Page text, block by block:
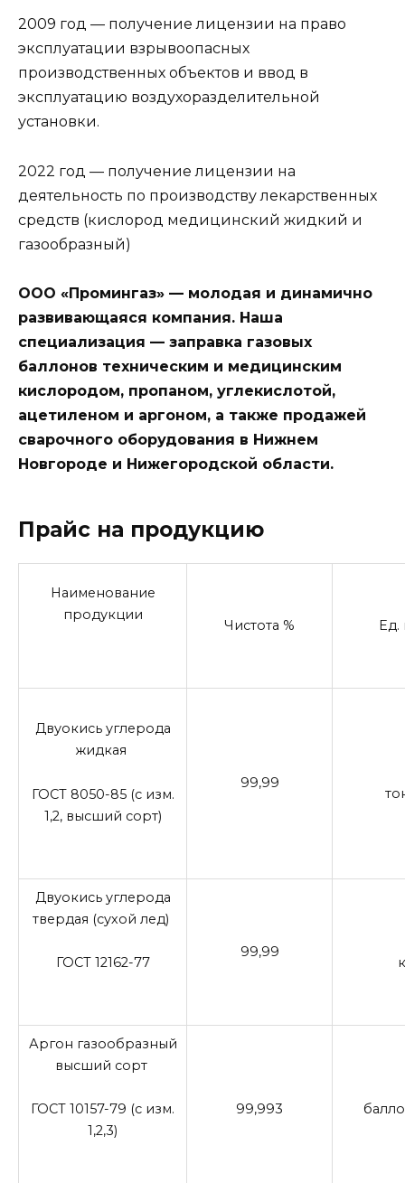
2009 год — получение лицензии на право
эксплуатации взрывоопасных
производственных объектов и ввод в
эксплуатацию воздухоразделительной
установки.
2022 год — получение лицензии на
деятельность по производству лекарственных
средств (кислород медицинский жидкий и
газообразный)
ООО «Промингаз» — молодая и динамично
развивающаяся компания. Наша
специализация — заправка газовых
баллонов техническим и медицинским
кислородом, пропаном, углекислотой,
ацетиленом и аргоном, а также продажей
сварочного оборудования в Нижнем
Новгороде и Нижегородской области.
Прайс на продукцию
Наименование
продукции
Чистота % Ед.
Двуокись углерода
жидкая
ГОСТ 8050-85 (с изм.
1,2, высший сорт)
99,99
Двуокись углерода
твердая (сухой лед)
ГОСТ 12162-77
99,99
Аргон газообразный
высший сорт
ГОСТ 10157-79 (с изм.
1,2,3)
99,993